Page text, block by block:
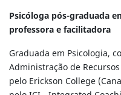
Psicóloga pós-graduada
professora e facilitadora
Graduada em Psicologia,
Administração de
pelo Erickson College